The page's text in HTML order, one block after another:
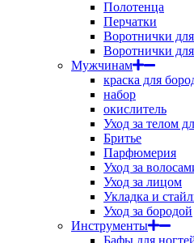
Полотенца
Перчатки
Воротнички
Воротнички
Мужчинам
краска для
набор
окислитель
Уход за телом
Бритье
Парфюмерия
Уход за
Уход за лицом
Укладка и
Уход за бородой
Инструменты
Бафы для